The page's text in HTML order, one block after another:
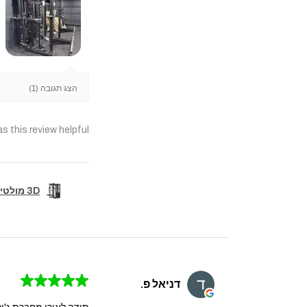
הצג תגובה (1)
this review helpful?
3D מולטי טריינר קומבו מקצועי+6 נקודות פולי+סמיט מש...
דניאל פ. ★
★
★
★
★